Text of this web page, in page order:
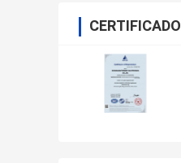
CERTIFICADO